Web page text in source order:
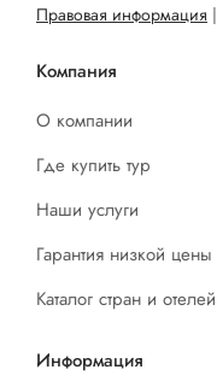
Правовая информация |
Компания
О компании
Где купить тур
Наши услуги
Гарантия низкой цены
Каталог стран и отелей
Информация